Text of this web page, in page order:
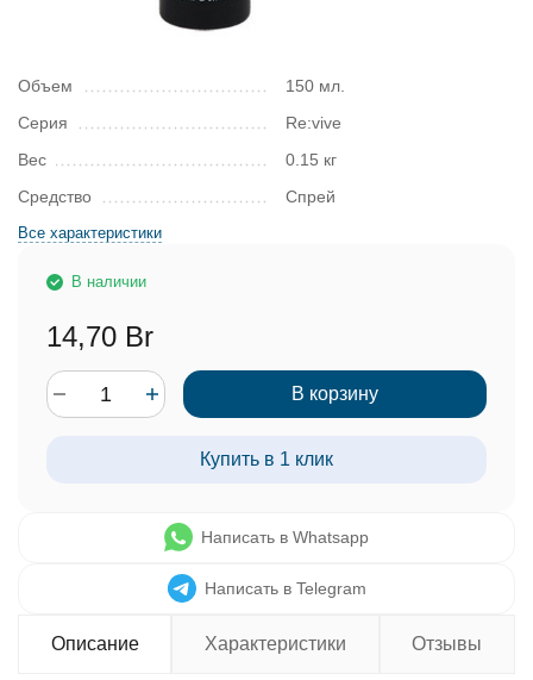
Объем
150 мл.
Серия
Re:vive
Вес
0.15 кг
Средство
Спрей
Все характеристики
В наличии
14,70 Br
В корзину
Купить в 1 клик
Написать в Whatsapp
Написать в Telegram
Описание Характеристики Отзывы